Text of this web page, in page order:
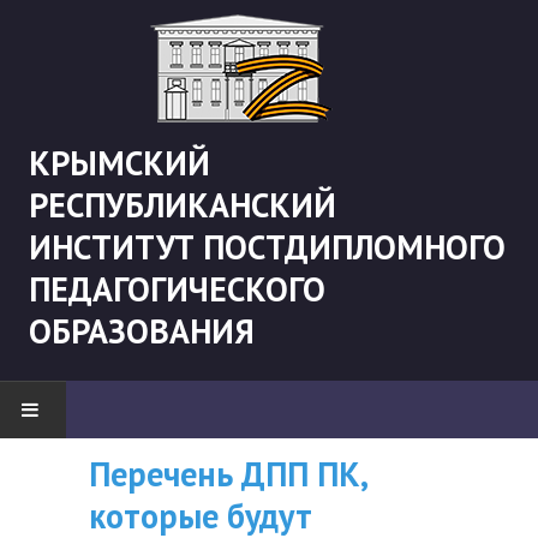
КРЫМСКИЙ
РЕСПУБЛИКАНСКИЙ
ИНСТИТУТ ПОСТДИПЛОМНОГО
ПЕДАГОГИЧЕСКОГО
ОБРАЗОВАНИЯ
НОВОСТИ
"Боевая" русистика
ВНИМАНИЮ
СЛУШАТЕЛЕЙ, У
Перечень ДПП ПК,
которые будут